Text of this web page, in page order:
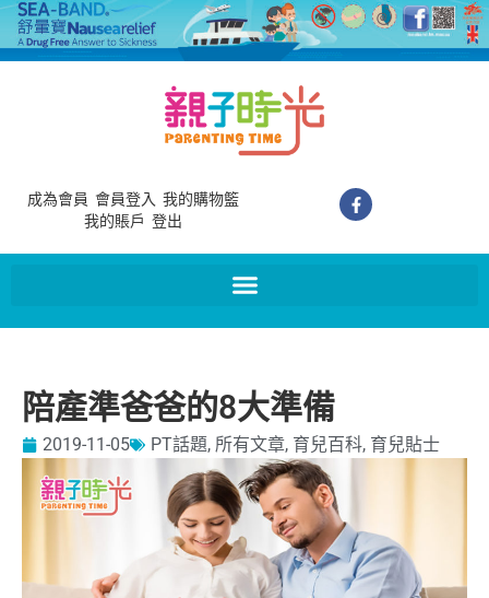
成為會員 會員登入 我的購物籃
我的賬戶 登出
陪產準爸爸的8大準備
2019-11-05 PT話題, 所有文章, 育兒百科, 育兒貼士